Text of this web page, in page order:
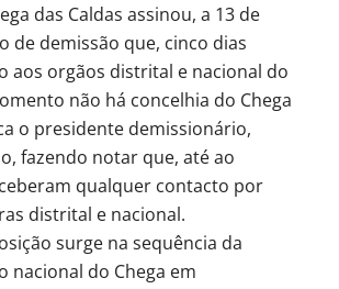
das Caldas assinou, a 13 de
de demissão que, cinco dias
aos orgãos distrital e nacional do
não há concelhia do Chega
o presidente demissionário,
fazendo notar que, até ao
qualquer contacto por
distrital e nacional.
surge na sequência da
nacional do Chega em